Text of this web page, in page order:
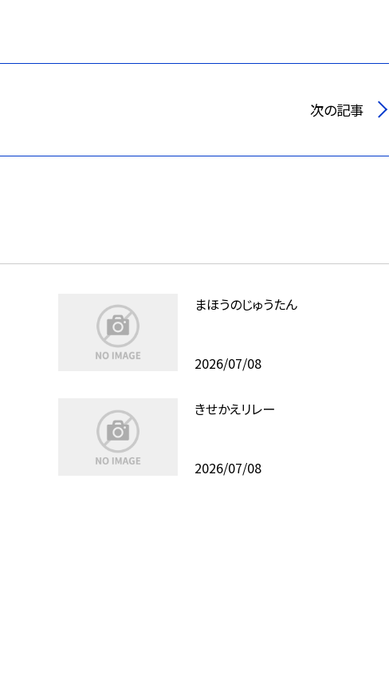
次の記事
まほうのじゅうたん
2026/07/08
きせかえリレー
2026/07/08